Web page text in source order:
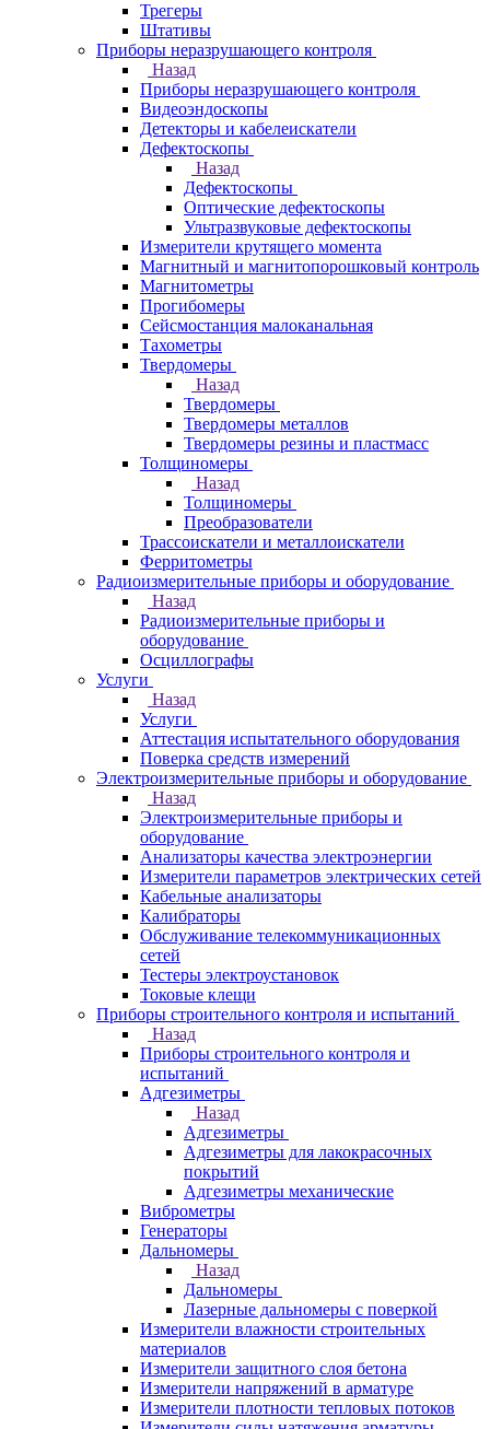
Трегеры
Штативы
Приборы неразрушающего контроля
Назад
Приборы неразрушающего контроля
Видеоэндоскопы
Детекторы и кабелеискатели
Дефектоскопы
Назад
Дефектоскопы
Оптические дефектоскопы
Ультразвуковые дефектоскопы
Измерители крутящего момента
Магнитный и магнитопорошковый контроль
Магнитометры
Прогибомеры
Сейсмостанция малоканальная
Тахометры
Твердомеры
Назад
Твердомеры
Твердомеры металлов
Твердомеры резины и пластмасс
Толщиномеры
Назад
Толщиномеры
Преобразователи
Трассоискатели и металлоискатели
Ферритометры
Радиоизмерительные приборы и оборудование
Назад
Радиоизмерительные приборы и
оборудование
Осциллографы
Услуги
Назад
Услуги
Аттестация испытательного оборудования
Поверка средств измерений
Электроизмерительные приборы и оборудование
Назад
Электроизмерительные приборы и
оборудование
Анализаторы качества электроэнергии
Измерители параметров электрических сетей
Кабельные анализаторы
Калибраторы
Обслуживание телекоммуникационных
сетей
Тестеры электроустановок
Токовые клещи
Приборы строительного контроля и испытаний
Назад
Приборы строительного контроля и
испытаний
Адгезиметры
Назад
Адгезиметры
Адгезиметры для лакокрасочных
покрытий
Адгезиметры механические
Виброметры
Генераторы
Дальномеры
Назад
Дальномеры
Лазерные дальномеры с поверкой
Измерители влажности строительных
материалов
Измерители защитного слоя бетона
Измерители напряжений в арматуре
Измерители плотности тепловых потоков